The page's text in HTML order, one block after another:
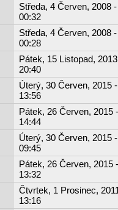
Středa, 4 Červen, 2008 -
00:32
Středa, 4 Červen, 2008 -
00:28
Pátek, 15 Listopad,
20:40
Úterý, 30 Červen, 2015 -
13:56
Pátek, 26 Červen, 2015 -
14:44
Úterý, 30 Červen, 2015 -
09:45
Pátek, 26 Červen, 2015 -
13:32
Čtvrtek, 1 Prosinec,
13:16